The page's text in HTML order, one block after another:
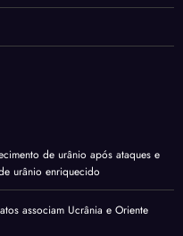
de urânio após ataques e
urânio enriquecido
associam Ucrânia e Oriente